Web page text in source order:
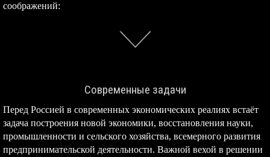
соображений:
Современные задачи
Перед Россией в современных экономических реалиях встаёт
задача построения новой экономики, восстановления науки,
промышленности и сельского хозяйства, всемерного развития
предпринимательской деятельности. Важной вехой в решении